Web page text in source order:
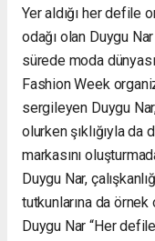
Yer aldığı her defile
odağı olan Duygu Nar
sürede moda
Fashion Week
sergileyen Duygu
olurken şıklığıyla
markasını
Duygu Nar,
tutkunlarına da örnek
Duygu Nar “Her